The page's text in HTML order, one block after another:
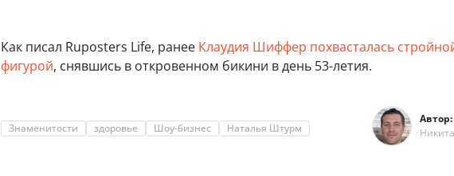
Как писал Ruposters Life, ранее Клаудия Шиффер похвасталась
фигурой, снявшись в откровенном бикини в день 53-летия.
Знаменитости здоровье Шоу-бизнес Наталья Штурм
Автор: